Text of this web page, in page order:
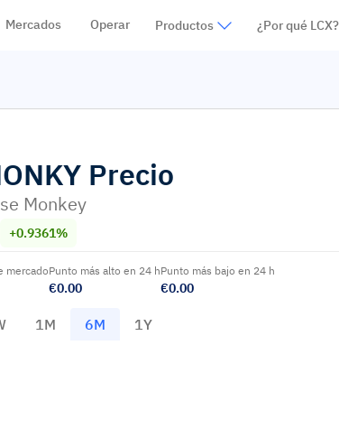
Mercados Operar Productos ¿Por qué LCX?
Precio
Monkey
+0.9361%
mercadoPunto más alto en 24 h
€0.00
Punto más bajo en 24 h
€0.00
1M 6M 1Y